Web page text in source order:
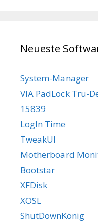
Neueste
System-Manager
VIA PadLock Tru-
15839
LogIn Time
TweakUI
Motherboard
Bootstar
XFDisk
XOSL
ShutDownKönig